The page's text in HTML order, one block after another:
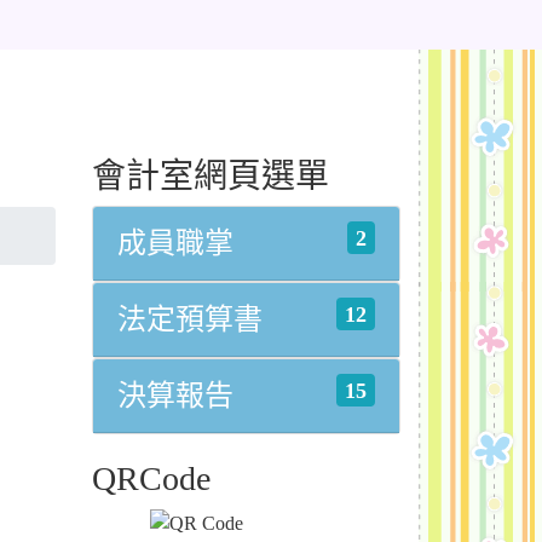
會計室網頁選單
2
成員職掌
12
法定預算書
15
決算報告
QRCode